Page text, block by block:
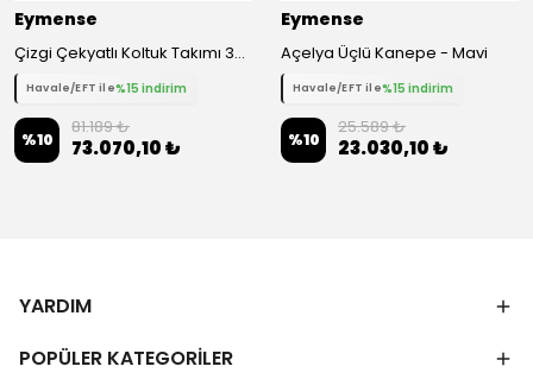
Eymense
Çizgi Çekyatlı Koltuk Takımı 3+3+1+1 - Pembe
Havale/EFT ile%15 indirim
%10
81.189 ₺
73.070,10 ₺
Eymense
Açelya Üçlü Kanepe - Mavi
Havale/EFT ile%15 indirim
%10
25.589 ₺
23.030,10 ₺
YARDIM
POPÜLER KATEGORİLER